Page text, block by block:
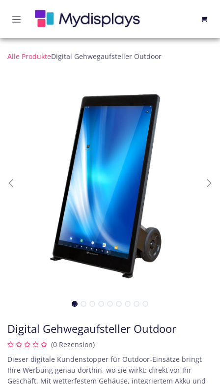
Alle ProdukteDigital Gehwegaufsteller Outdoor
Digital Gehwegaufsteller Outdoor
(0 Rezension)
Dieser digitale Kundenstopper für Outdoor-Einsätze bringt
Ihre Werbung genau dorthin, wo sie wirkt: direkt vor Ihr
Geschäft. Mit wetterfestem Gehäuse, integriertem Akku und